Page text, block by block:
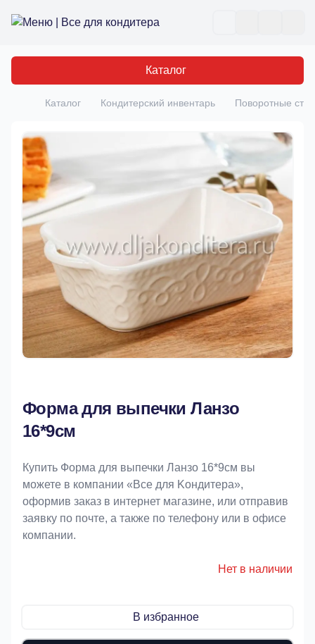
Все для кондитера
Каталог
Главная
Каталог Кондитерский инвентарь Поворотные
Форма для выпечки Ланзо
16*9см
Купить Форма для выпечки Ланзо 16*9см вы
можете в компании «Bce для Koндитeрa»,
оформив заказ в интернет магазине, или отправив
заявку по почте, а также по телефону или в офисе
компании.
Нет в наличии
В избранное